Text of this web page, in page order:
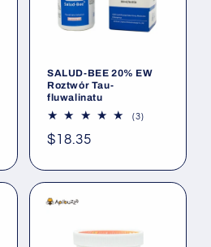
SALUD-BEE 20% EW
Roztwór Tau-
fluwalinatu
(3)3
Cena
$18.35